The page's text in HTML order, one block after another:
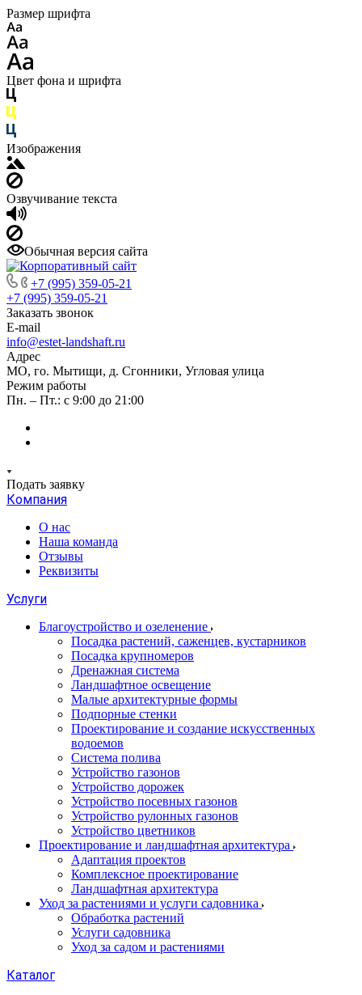
Размер шрифта
Цвет фона и шрифта
Изображения
Озвучивание текста
Обычная версия сайта
+7 (995) 359-05-21
+7 (995) 359-05-21
Заказать звонок
E-mail
info@estet-landshaft.ru
Адрес
МО, го. Мытищи, д. Сгонники, Угловая улица
Режим работы
Пн. – Пт.: с 9:00 до 21:00
Подать заявку
Компания
О нас
Наша команда
Отзывы
Реквизиты
Услуги
Благоустройство и озеленение
Посадка растений, саженцев, кустарников
Посадка крупномеров
Дренажная система
Ландшафтное освещение
Малые архитектурные формы
Подпорные стенки
Проектирование и создание искусственных
водоемов
Система полива
Устройство газонов
Устройство дорожек
Устройство посевных газонов
Устройство рулонных газонов
Устройство цветников
Проектирование и ландшафтная архитектура
Адаптация проектов
Комплексное проектирование
Ландшафтная архитектура
Уход за растениями и услуги садовника
Обработка растений
Услуги садовника
Уход за садом и растениями
Каталог